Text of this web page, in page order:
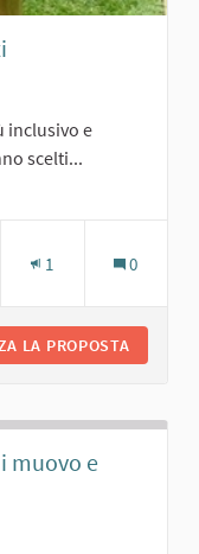
inclusivo e
scelti...
1 0
LA PROPOSTA
muovo e